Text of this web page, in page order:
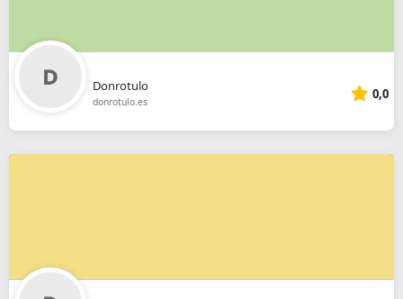
Donrotulo
donrotulo.es 0,0